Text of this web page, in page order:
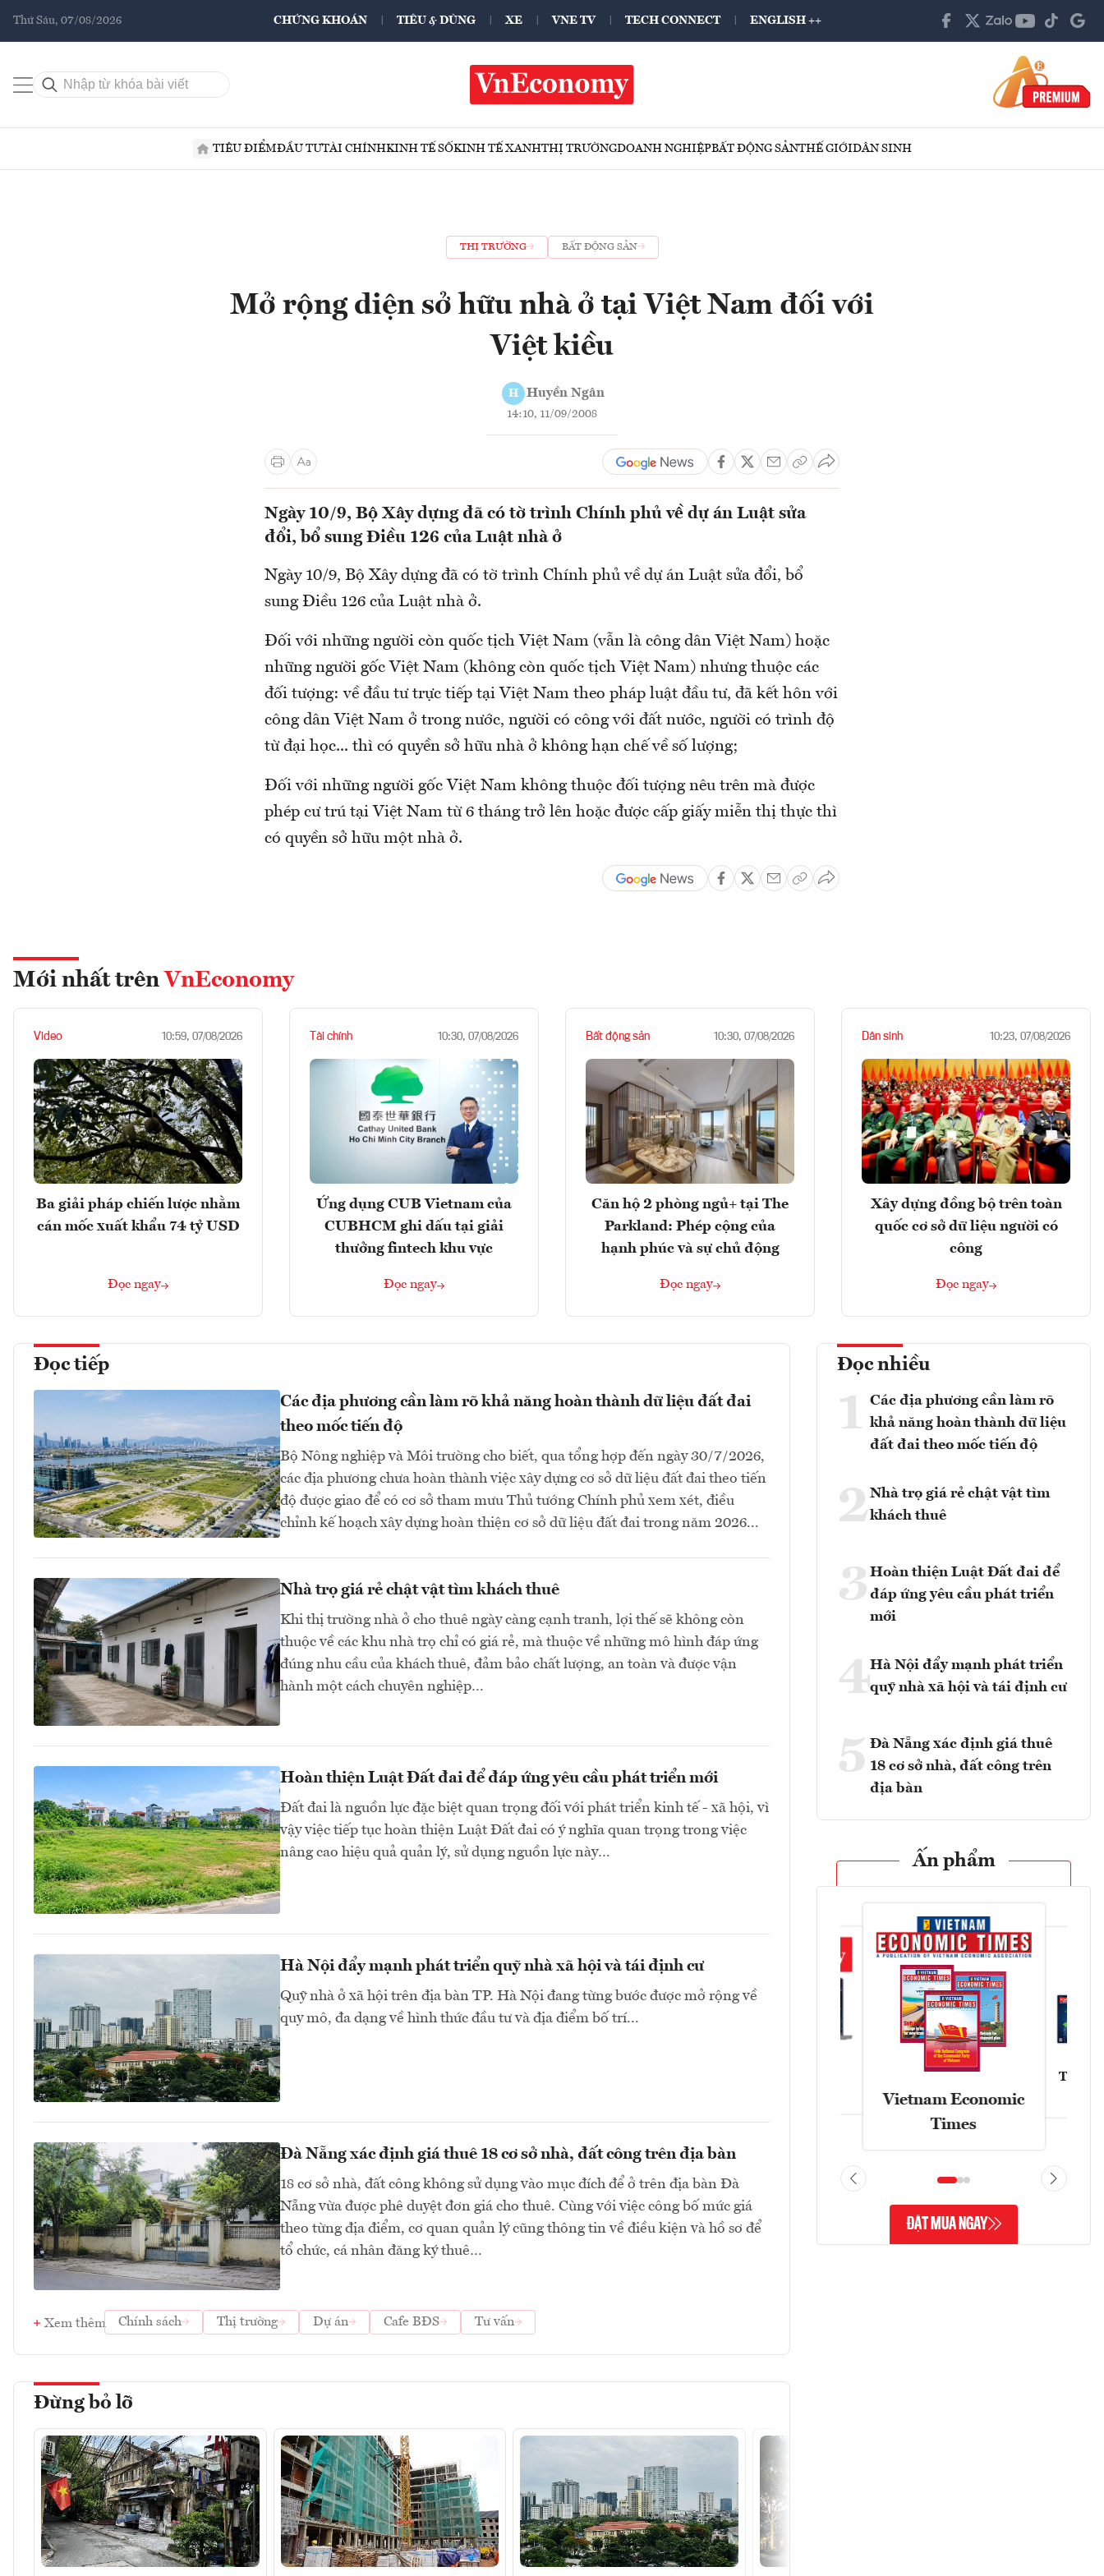
Thứ Sáu, 07/08/2026 CHỨNG KHOÁN TIÊU & DÙNG XE VNE TV TECH CONNECT ENGLISH ++
TIÊU ĐIỂMĐẦU TƯTÀI CHÍNHKINH TẾ SỐKINH TẾ XANHTHỊ TRƯỜNGDOANH NGHIỆPBẤT ĐỘNG SẢNTHẾ GIỚIDÂN SINH
THỊ TRƯỜNG BẤT ĐỘNG SẢN
Mở rộng diện sở hữu nhà ở tại Việt Nam đối với
Việt kiều
H Huyền Ngân
14:10, 11/09/2008
Ngày 10/9, Bộ Xây dựng đã có tờ trình Chính phủ về dự án Luật sửa
đổi, bổ sung Điều 126 của Luật nhà ở
Ngày 10/9, Bộ Xây dựng đã có tờ trình Chính phủ về dự án Luật sửa đổi, bổ
sung Điều 126 của Luật nhà ở.
Đối với những người còn quốc tịch Việt Nam (vẫn là công dân Việt Nam) hoặc
những người gốc Việt Nam (không còn quốc tịch Việt Nam) nhưng thuộc các
đối tượng: về đầu tư trực tiếp tại Việt Nam theo pháp luật đầu tư, đã kết hôn với
công dân Việt Nam ở trong nước, người có công với đất nước, người có trình độ
từ đại học... thì có quyền sở hữu nhà ở không hạn chế về số lượng;
Đối với những người gốc Việt Nam không thuộc đối tượng nêu trên mà được
phép cư trú tại Việt Nam từ 6 tháng trở lên hoặc được cấp giấy miễn thị thực thì
có quyền sở hữu một nhà ở.
Mới nhất trên VnEconomy
Video 10:59, 07/08/2026
Ba giải pháp chiến lược nhằm
cán mốc xuất khẩu 74 tỷ USD
Đọc ngay
Tài chính 10:30, 07/08/2026
Ứng dụng CUB Vietnam của
CUBHCM ghi dấu tại giải
thưởng fintech khu vực
Đọc ngay
Bất động sản 10:30, 07/08/2026
Căn hộ 2 phòng ngủ+ tại The
Parkland: Phép cộng của
hạnh phúc và sự chủ động
Đọc ngay
Dân sinh 10:23, 07/08/2026
Xây dựng đồng bộ trên toàn
quốc cơ sở dữ liệu người có
công
Đọc ngay
Đọc tiếp
Các địa phương cần làm rõ khả năng hoàn thành dữ liệu đất đai
theo mốc tiến độ
Bộ Nông nghiệp và Môi trường cho biết, qua tổng hợp đến ngày 30/7/2026,
các địa phương chưa hoàn thành việc xây dựng cơ sở dữ liệu đất đai theo tiến
độ được giao để có cơ sở tham mưu Thủ tướng Chính phủ xem xét, điều
chỉnh kế hoạch xây dựng hoàn thiện cơ sở dữ liệu đất đai trong năm 2026...
Nhà trọ giá rẻ chật vật tìm khách thuê
Khi thị trường nhà ở cho thuê ngày càng cạnh tranh, lợi thế sẽ không còn
thuộc về các khu nhà trọ chỉ có giá rẻ, mà thuộc về những mô hình đáp ứng
đúng nhu cầu của khách thuê, đảm bảo chất lượng, an toàn và được vận
hành một cách chuyên nghiệp…
Hoàn thiện Luật Đất đai để đáp ứng yêu cầu phát triển mới
Đất đai là nguồn lực đặc biệt quan trọng đối với phát triển kinh tế - xã hội, vì
vậy việc tiếp tục hoàn thiện Luật Đất đai có ý nghĩa quan trọng trong việc
nâng cao hiệu quả quản lý, sử dụng nguồn lực này…
Hà Nội đẩy mạnh phát triển quỹ nhà xã hội và tái định cư
Quỹ nhà ở xã hội trên địa bàn TP. Hà Nội đang từng bước được mở rộng về
quy mô, đa dạng về hình thức đầu tư và địa điểm bố trí...
Đà Nẵng xác định giá thuê 18 cơ sở nhà, đất công trên địa bàn
18 cơ sở nhà, đất công không sử dụng vào mục đích để ở trên địa bàn Đà
Nẵng vừa được phê duyệt đơn giá cho thuê. Cùng với việc công bố mức giá
theo từng địa điểm, cơ quan quản lý cũng thông tin về điều kiện và hồ sơ để
tổ chức, cá nhân đăng ký thuê…
Xem thêm Chính sách Thị trường Dự án Cafe BĐS Tư vấn
Đừng bỏ lỡ
Đọc nhiều
1 Các địa phương cần làm rõ
khả năng hoàn thành dữ liệu
đất đai theo mốc tiến độ
2Nhà trọ giá rẻ chật vật tìm
khách thuê
3 Hoàn thiện Luật Đất đai để
đáp ứng yêu cầu phát triển
mới
4Hà Nội đẩy mạnh phát triển
quỹ nhà xã hội và tái định cư
5 Đà Nẵng xác định giá thuê
18 cơ sở nhà, đất công trên
địa bàn
Ấn phẩm
Vietnam Economic
Times
Tạp
ĐẶT MUA NGAY